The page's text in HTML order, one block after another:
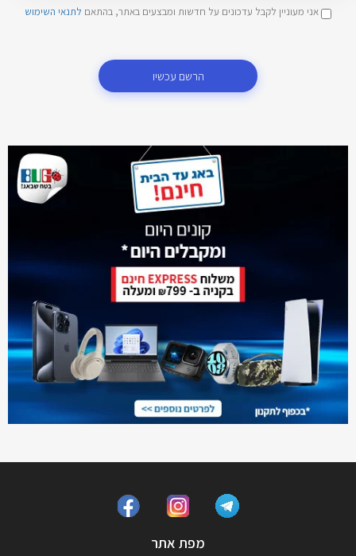
אני מעוניין לקבל עדכונים על חדשות ומבצעים באתר, בהתאם לתנאי השימוש
הרשם עכשיו
מפת אתר